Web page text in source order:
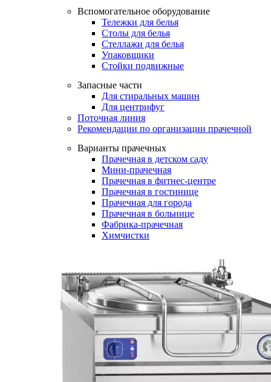
Вспомогательное оборудование
Тележки для белья
Столы для белья
Стеллажи для белья
Упаковщики
Стойки подвижные
Запасные части
Для стиральных машин
Для центрифуг
Поточная линия
Рекомендации по организации прачечной
Варианты прачечных
Прачечная в детском саду
Мини-прачечная
Прачечная в фитнес-центре
Прачечная в гостинице
Прачечная для города
Прачечная в больнице
Фабрика-прачечная
Химчистки